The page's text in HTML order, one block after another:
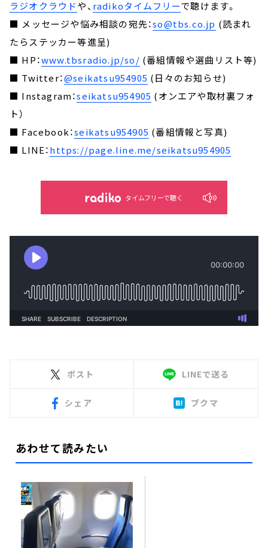
ラジオクラウドや、 radikoタイムフリーで聴けます。
■ メッセージや悩み相談の宛先：so@tbs.co.jp (読まれ
たらステッカー等進呈)
■ HP：www.tbsradio.jp/so/ (番組情報や選曲リスト等)
■ Twitter：@seikatsu954905 (日々のお知らせ)
■ Instagram：seikatsu954905 (オンエアや取材裏フォ
ト）
■ Facebook：seikatsu954905 (番組情報と写真)
■ LINE：https://page.line.me/seikatsu954905
タイムフリーで聴く
ポスト LINEで送る
シェア ブクマ
あわせて読みたい